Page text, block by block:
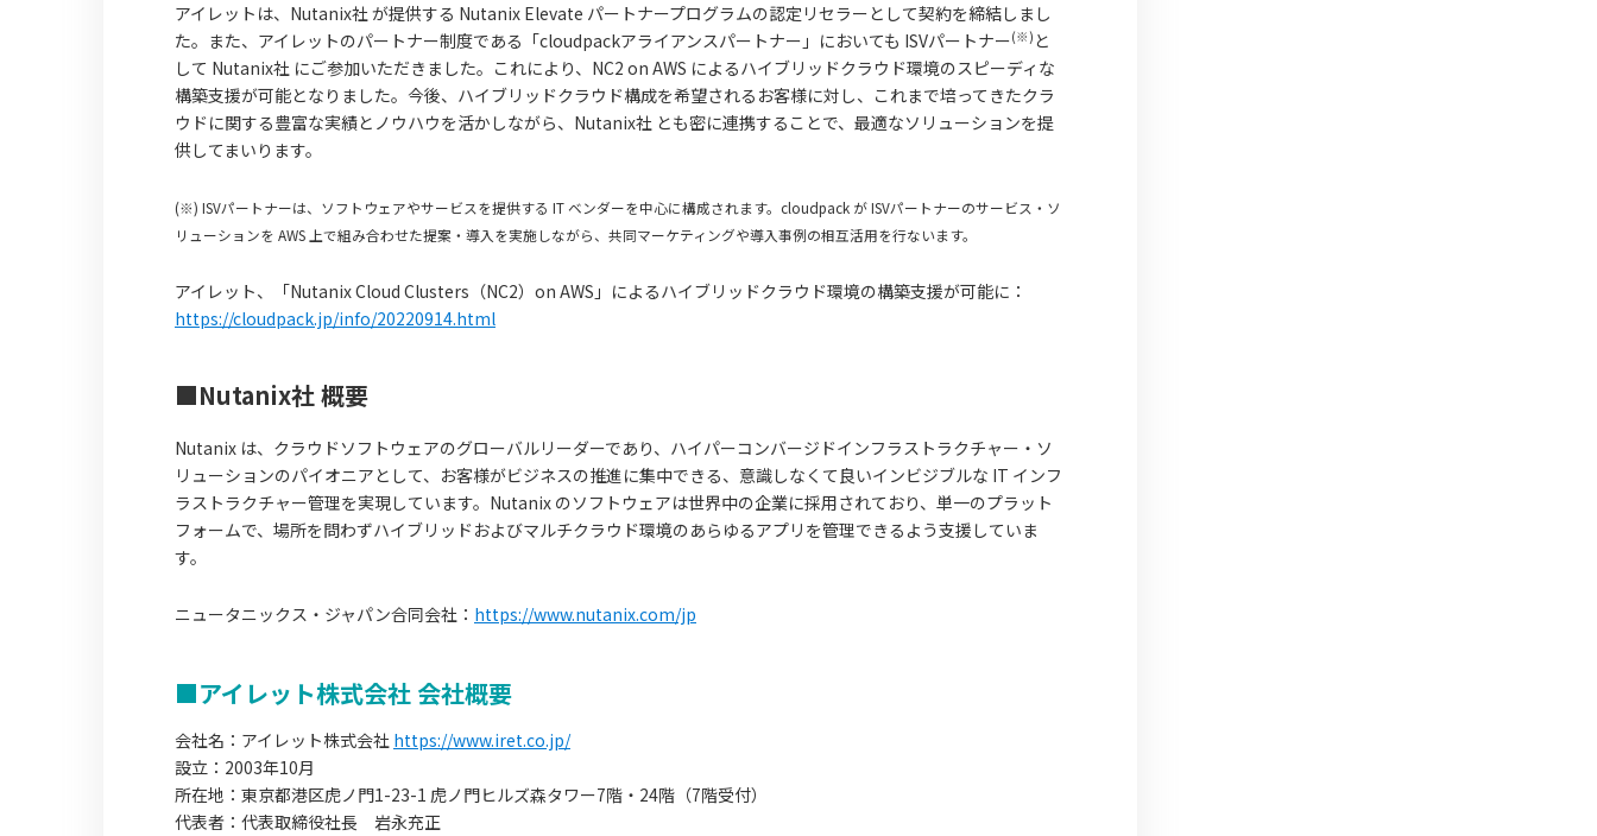
アイレットは、Nutanix社 が提供する Nutanix Elevate パートナープログラムの認定リセラーとして契約を締結しまし
た。また、アイレットのパートナー制度である「cloudpackアライアンスパートナー」においても ISVパートナー(※) と
して Nutanix社 にご参加いただきました。これにより、NC2 on AWS によるハイブリッドクラウド環境のスピーディな
構築支援が可能となりました。今後、ハイブリッドクラウド構成を希望されるお客様に対し、これまで培ってきたクラ
ウドに関する豊富な実績とノウハウを活かしながら、Nutanix社 とも密に連携することで、最適なソリューションを提
供してまいります。
(※) ISVパートナーは、ソフトウェアやサービスを提供する IT ベンダーを中心に構成されます。cloudpack が ISVパートナーのサービス・ソ
リューションを AWS 上で組み合わせた提案・導入を実施しながら、共同マーケティングや導入事例の相互活用を行ないます。
アイレット、「Nutanix Cloud Clusters（NC2）on AWS」によるハイブリッドクラウド環境の構築支援が可能に：
https://cloudpack.jp/info/20220914.html
■Nutanix社 概要
Nutanix は、クラウドソフトウェアのグローバルリーダーであり、ハイパーコンバージドインフラストラクチャー・ソ
リューションのパイオニアとして、お客様がビジネスの推進に集中できる、意識しなくて良いインビジブルな IT インフ
ラストラクチャー管理を実現しています。Nutanix のソフトウェアは世界中の企業に採用されており、単一のプラット
フォームで、場所を問わずハイブリッドおよびマルチクラウド環境のあらゆるアプリを管理できるよう支援していま
す。
ニュータニックス・ジャパン合同会社： https://www.nutanix.com/jp
■アイレット株式会社 会社概要
会社名：アイレット株式会社 https://www.iret.co.jp/
設立：2003年10月
所在地：東京都港区虎ノ門1-23-1 虎ノ門ヒルズ森タワー7階・24階（7階受付）
代表者：代表取締役社長 岩永充正